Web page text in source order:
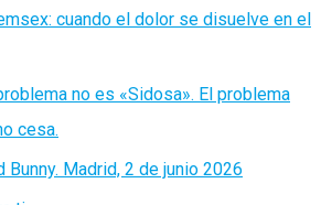
cuando el dolor se disuelve en el
no es «Sidosa». El problema
cesa.
Bunny. Madrid, 2 de junio 2026